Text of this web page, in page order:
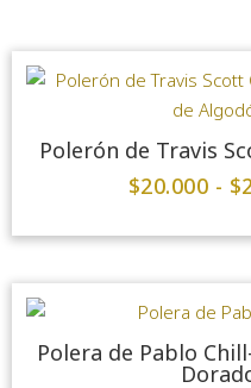
Polerón de Travis
$20.000 - $
Polera de Pablo